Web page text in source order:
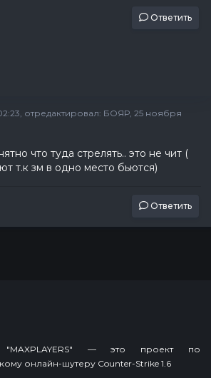
Ответить
, отредактировал: БОЯР , 25 ноября
что туда стрелять.. это не чит (
т.к зм в одно место бьются)
Ответить
— это проект по
онлайн-шутеру Counter-Strike 1.6